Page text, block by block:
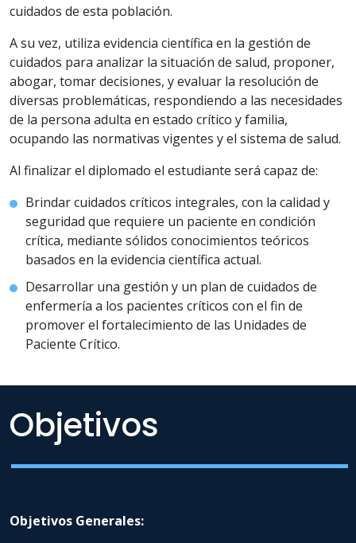
cuidados de esta población.
A su vez, utiliza evidencia científica en la gestión de
cuidados para analizar la situación de salud, proponer,
abogar, tomar decisiones, y evaluar la resolución de
diversas problemáticas, respondiendo a las necesidades
de la persona adulta en estado crítico y familia,
ocupando las normativas vigentes y el sistema de salud.
Al finalizar el diplomado el estudiante será capaz de:
Brindar cuidados críticos integrales, con la calidad y
seguridad que requiere un paciente en condición
crítica, mediante sólidos conocimientos teóricos
basados en la evidencia científica actual.
Desarrollar una gestión y un plan de cuidados de
enfermería a los pacientes críticos con el fin de
promover el fortalecimiento de las Unidades de
Paciente Crítico.
Objetivos Generales:
Objetivos